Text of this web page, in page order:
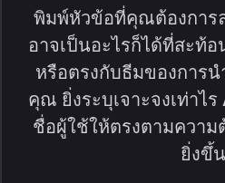
พิมพ์หัวข้อที่คุณต้องการ
อาจเป็นอะไรก็ได้ที่สะท้
หรือตรงกับธีมของการ
คุณ ยิ่งระบุเจาะจงเท่าไ
ชื่อผู้ใช้ให้ตรงตามควา
ยิ่งขึ้น